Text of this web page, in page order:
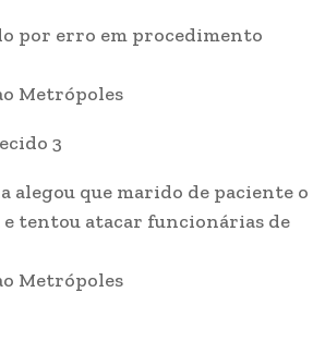
por erro em procedimento
Metrópoles
3
alegou que marido de paciente o
tentou atacar funcionárias de
Metrópoles